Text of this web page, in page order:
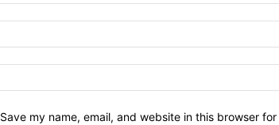
Save my name, email, and website in this browser